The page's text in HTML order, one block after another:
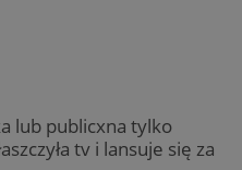
lub publicxna tylko
tv i lansuje się za